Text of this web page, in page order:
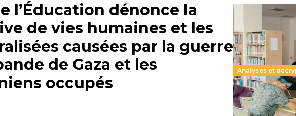
l’Éducation dénonce la
de vies humaines et les
causées par la guerre
de Gaza et les
occupés
Analyses et
Supérieur
qui met à mal